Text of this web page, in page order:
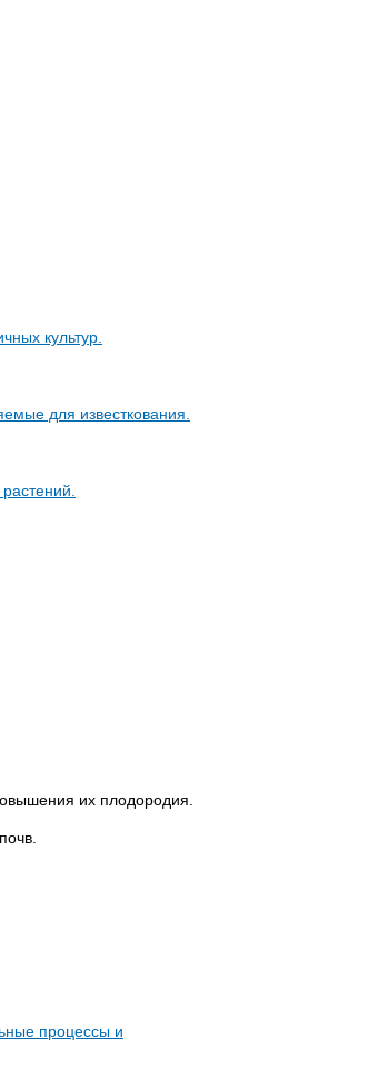
культур.
для известкования.
их плодородия.
процессы и